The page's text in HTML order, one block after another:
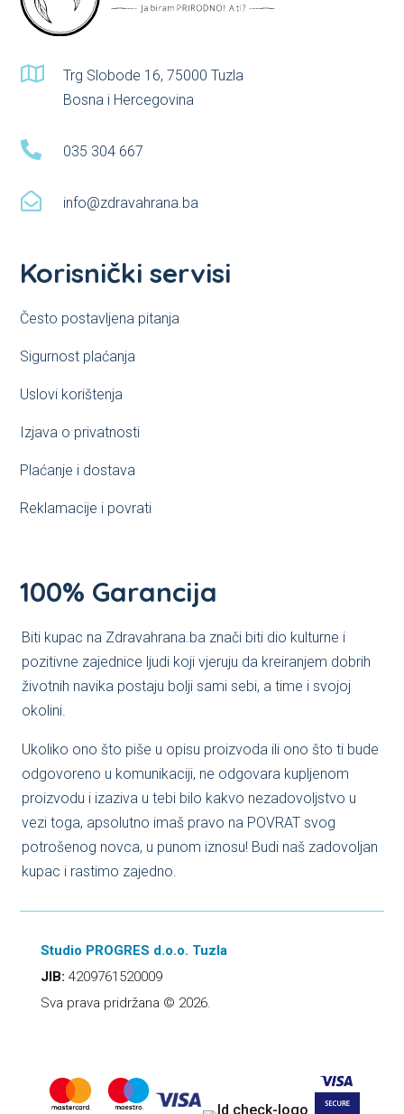

Trg Slobode 16, 75000 Tuzla
Bosna i Hercegovina
 035 304 667
 info@zdravahrana.ba
Korisnički servisi
Često postavljena pitanja
Sigurnost plaćanja
Uslovi korištenja
Izjava o privatnosti
Plaćanje i dostava
Reklamacije i povrati
100% Garancija
Biti kupac na Zdravahrana.ba znači biti dio kulturne i
pozitivne zajednice ljudi koji vjeruju da kreiranjem dobrih
životnih navika postaju bolji sami sebi, a time i svojoj
okolini.
Ukoliko ono što piše u opisu proizvoda ili ono što ti bude
odgovoreno u komunikaciji, ne odgovara kupljenom
proizvodu i izaziva u tebi bilo kakvo nezadovoljstvo u
vezi toga, apsolutno imaš pravo na POVRAT svog
potrošenog novca, u punom iznosu! Budi naš zadovoljan
kupac i rastimo zajedno.
Studio PROGRES d.o.o. Tuzla
JIB: 4209761520009
Sva prava pridržana © 2026.